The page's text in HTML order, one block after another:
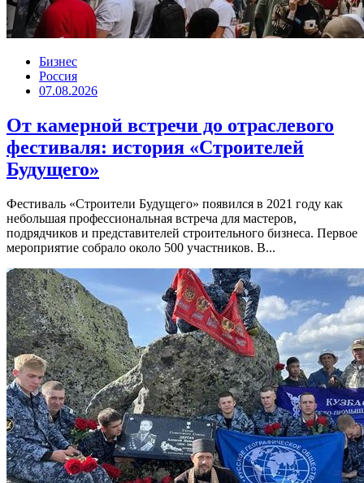
Бизнес
Россия
07.08.2026
От камерной встречи до отраслевого
фестиваля: история «Строителей
Будущего»
Фестиваль «Строители Будущего» появился в 2021 году как
небольшая профессиональная встреча для мастеров,
подрядчиков и представителей строительного бизнеса. Первое
мероприятие собрало около 500 участников. В...